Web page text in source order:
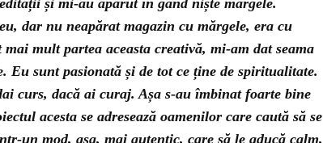
și mi-au apărut în gând niște mărgele.
dar nu neapărat magazin cu mărgele, era cu
mult partea aceasta creativă, mi-am dat seama
Eu sunt pasionată și de tot ce ține de spiritualitate.
curs, dacă ai curaj. Așa s-au îmbinat foarte bine
acesta se adresează oamenilor care caută să se
un mod, așa, mai autentic, care să le aducă calm,